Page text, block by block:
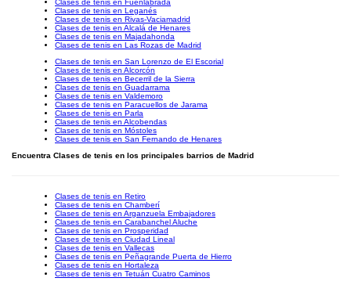
Clases de tenis en Fuenlabrada
Clases de tenis en Leganés
Clases de tenis en Rivas-Vaciamadrid
Clases de tenis en Alcalá de Henares
Clases de tenis en Majadahonda
Clases de tenis en Las Rozas de Madrid
Clases de tenis en San Lorenzo de El Escorial
Clases de tenis en Alcorcón
Clases de tenis en Becerril de la Sierra
Clases de tenis en Guadarrama
Clases de tenis en Valdemoro
Clases de tenis en Paracuellos de Jarama
Clases de tenis en Parla
Clases de tenis en Alcobendas
Clases de tenis en Móstoles
Clases de tenis en San Fernando de Henares
Encuentra Clases de tenis en los principales barrios de Madrid
Clases de tenis en Retiro
Clases de tenis en Chamberí
Clases de tenis en Arganzuela Embajadores
Clases de tenis en Carabanchel Aluche
Clases de tenis en Prosperidad
Clases de tenis en Ciudad Lineal
Clases de tenis en Vallecas
Clases de tenis en Peñagrande Puerta de Hierro
Clases de tenis en Hortaleza
Clases de tenis en Tetuán Cuatro Caminos